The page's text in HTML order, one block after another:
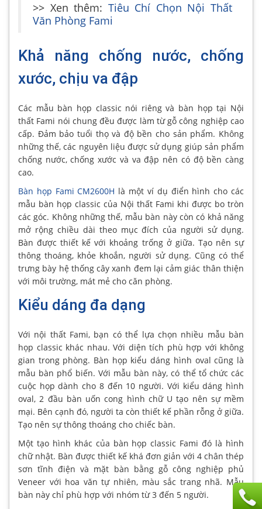
>> Xen thêm: Tiêu Chí Chọn Nội Thất
Văn Phòng Fami
Khả năng chống nước, chống
xước, chịu va đập
Các mẫu bàn họp classic nói riêng và bàn họp tại Nội
thất Fami nói chung đều được làm từ gỗ công nghiệp cao
cấp. Đảm bảo tuổi thọ và độ bền cho sản phẩm. Không
những thế, các nguyên liệu được sử dụng giúp sản phẩm
chống nước, chống xước và va đập nên có độ bền càng
cao.
Bàn họp Fami CM2600H là một ví dụ điển hình cho các
mẫu bàn họp classic của Nội thất Fami khi được bo tròn
các góc. Không những thế, mẫu bàn này còn có khả năng
mở rộng chiều dài theo mục đích của người sử dụng.
Bàn được thiết kế với khoảng trống ở giữa. Tạo nên sự
thông thoáng, khỏe khoắn, người sử dụng. Cũng có thể
trưng bày hệ thống cây xanh đem lại cảm giác thân thiện
với môi trường, mát mẻ cho căn phòng.
Kiểu dáng đa dạng
Với nội thất Fami, bạn có thể lựa chọn nhiều mẫu bàn
họp classic khác nhau. Với diện tích phù hợp với không
gian trong phòng. Bàn họp kiểu dáng hình oval cũng là
mẫu bàn phổ biến. Với mẫu bàn này, có thể tổ chức các
cuộc họp dành cho 8 đến 10 người. Với kiểu dáng hình
oval, 2 đầu bàn uốn cong hình chữ U tạo nên sự mềm
mại. Bên cạnh đó, người ta còn thiết kế phần rỗng ở giữa.
Tạo nên sự thông thoáng cho chiếc bàn.
Một tạo hình khác của bàn họp classic Fami đó là hình
chữ nhật. Bàn được thiết kế khá đơn giản với 4 chân thép
sơn tĩnh điện và mặt bàn bằng gỗ công nghiệp phủ
Veneer với hoa văn tự nhiên, màu sắc trang nhã. Mẫu
bàn này chỉ phù hợp với nhóm từ 3 đến 5 người.